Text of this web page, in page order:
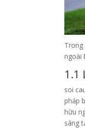
ngoài
1.1
soi
pháp
hữu
sáng